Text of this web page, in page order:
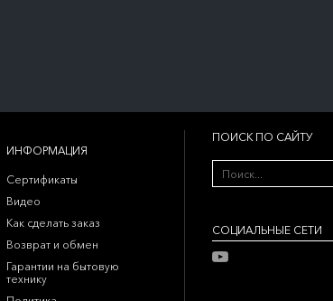
ИНФОРМАЦИЯ
Сертификаты
Видео
Как сделать заказ
Возврат и обмен
Гарантии на бытовую
технику
ПОИСК ПО САЙТУ
CОЦИАЛЬНЫЕ СЕТИ